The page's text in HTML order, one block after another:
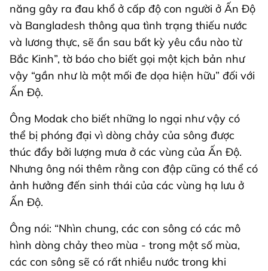
năng gây ra đau khổ ở cấp độ con người ở Ấn Độ
và Bangladesh thông qua tình trạng thiếu nước
và lương thực, sẽ ẩn sau bất kỳ yêu cầu nào từ
Bắc Kinh”, tờ báo cho biết gọi một kịch bản như
vậy “gần như là một mối đe dọa hiện hữu” đối với
Ấn Độ.
Ông Modak cho biết những lo ngại như vậy có
thể bị phóng đại vì dòng chảy của sông được
thúc đẩy bởi lượng mưa ở các vùng của Ấn Độ.
Nhưng ông nói thêm rằng con đập cũng có thể có
ảnh hưởng đến sinh thái của các vùng hạ lưu ở
Ấn Độ.
Ông nói: “Nhìn chung, các con sông có các mô
hình dòng chảy theo mùa - trong một số mùa,
các con sông sẽ có rất nhiều nước trong khi